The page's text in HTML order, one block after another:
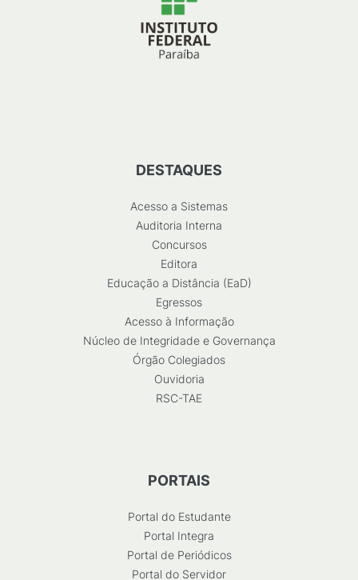
DESTAQUES
Acesso a Sistemas
Auditoria Interna
Concursos
Editora
Educação a Distância (EaD)
Egressos
Acesso à Informação
Núcleo de Integridade e Governança
Órgão Colegiados
Ouvidoria
RSC-TAE
PORTAIS
Portal do Estudante
Portal Integra
Portal de Periódicos
Portal do Servidor